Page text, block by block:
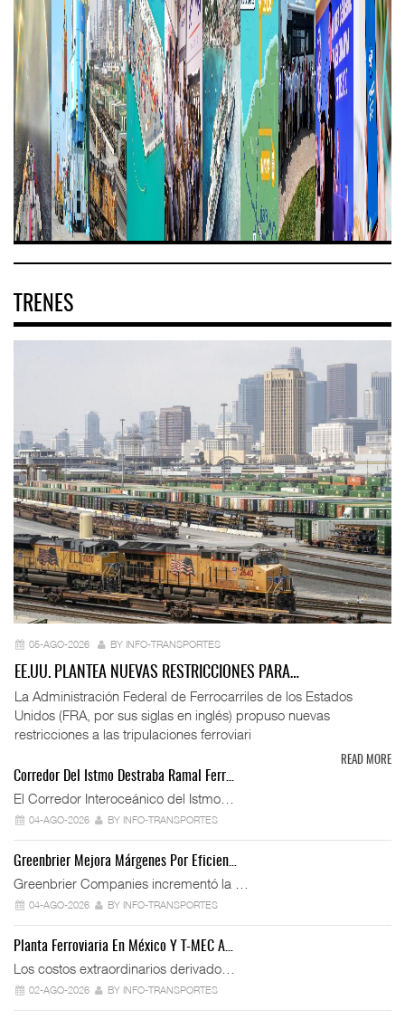
TRENES
05-AGO-2026 BY INFO-TRANSPORTES
EE.UU. PLANTEA NUEVAS RESTRICCIONES PARA…
La Administración Federal de Ferrocarriles de los Estados
Unidos (FRA, por sus siglas en inglés) propuso nuevas
restricciones a las tripulaciones ferroviari
READ MORE
Corredor Del Istmo Destraba Ramal Ferr…
El Corredor Interoceánico del Istmo…
04-AGO-2026 BY INFO-TRANSPORTES
Greenbrier Mejora Márgenes Por Eficien…
Greenbrier Companies incrementó la …
04-AGO-2026 BY INFO-TRANSPORTES
Planta Ferroviaria En México Y T-MEC A…
Los costos extraordinarios derivado…
02-AGO-2026 BY INFO-TRANSPORTES